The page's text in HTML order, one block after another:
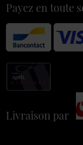
Payez en toute
Livraison par